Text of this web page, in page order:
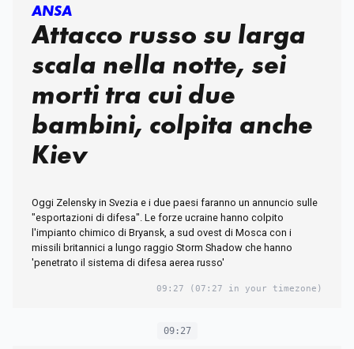
ANSA
Attacco russo su larga
scala nella notte, sei
morti tra cui due
bambini, colpita anche
Kiev
Oggi Zelensky in Svezia e i due paesi faranno un annuncio sulle
"esportazioni di difesa". Le forze ucraine hanno colpito
l'impianto chimico di Bryansk, a sud ovest di Mosca con i
missili britannici a lungo raggio Storm Shadow che hanno
'penetrato il sistema di difesa aerea russo'
09:27 (07:27 in your timezone)
09:27